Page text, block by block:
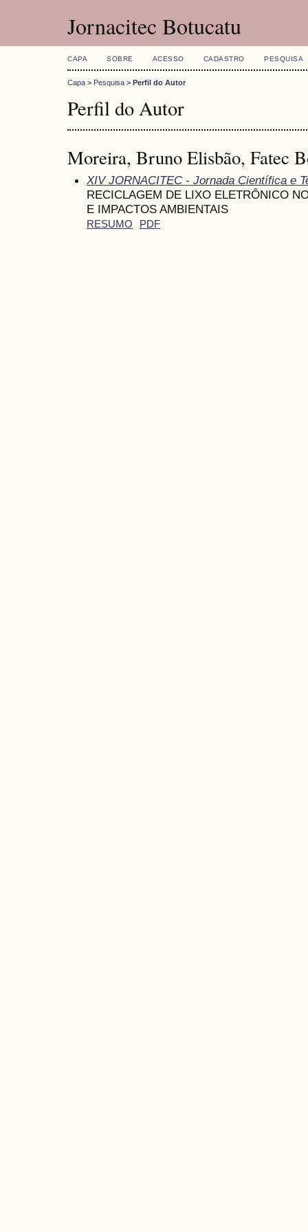
Jornacitec Botucatu
CAPA SOBRE ACESSO CADASTRO PESQUISA
Capa > Pesquisa > Perfil do Autor
Perfil do Autor
Moreira, Bruno Elisbão, Fatec
XIV JORNACITEC - Jornada Científica e
RECICLAGEM DE LIXO ELETRÔNICO
E IMPACTOS AMBIENTAIS
RESUMO PDF